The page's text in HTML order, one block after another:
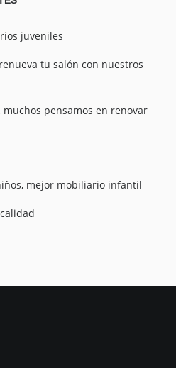
juveniles
tu salón con nuestros
pensamos en renovar
mejor mobiliario infantil